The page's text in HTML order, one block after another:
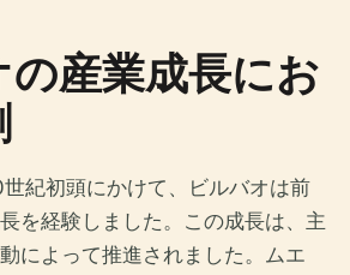
の産業成長にお
紀初頭にかけて、ビルバオは前
を経験しました。この成長は、主
によって推進されました。ムエ